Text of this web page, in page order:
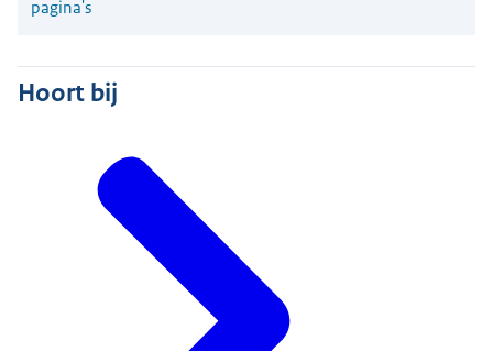
pagina's
Hoort bij